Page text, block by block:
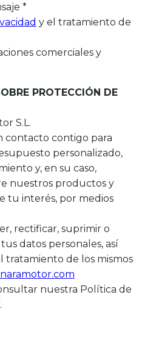
*
y el tratamiento de
comerciales y
PROTECCIÓN DE
S.L.
contacto contigo para
personalizado,
y, en su caso,
nuestros productos y
tu interés, por medios
rectificar, suprimir o
datos personales, así
de los mismos
nuestra Política de
.